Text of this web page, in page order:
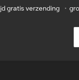
gratis verzending •